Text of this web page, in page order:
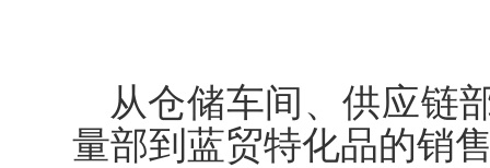
从仓储车间、供应链
量部到蓝贸特化品的销